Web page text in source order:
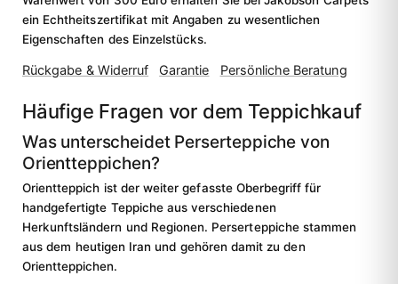
ein Echtheitszertifikat mit Angaben zu wesentlichen
Eigenschaften des Einzelstücks.
Rückgabe & Widerruf Garantie Persönliche Beratung
Häufige Fragen vor dem Teppichkauf
Was unterscheidet Perserteppiche von
Orientteppichen?
Orientteppich ist der weiter gefasste Oberbegriff für
handgefertigte Teppiche aus verschiedenen
Herkunftsländern und Regionen. Perserteppiche stammen
aus dem heutigen Iran und gehören damit zu den
Orientteppichen.